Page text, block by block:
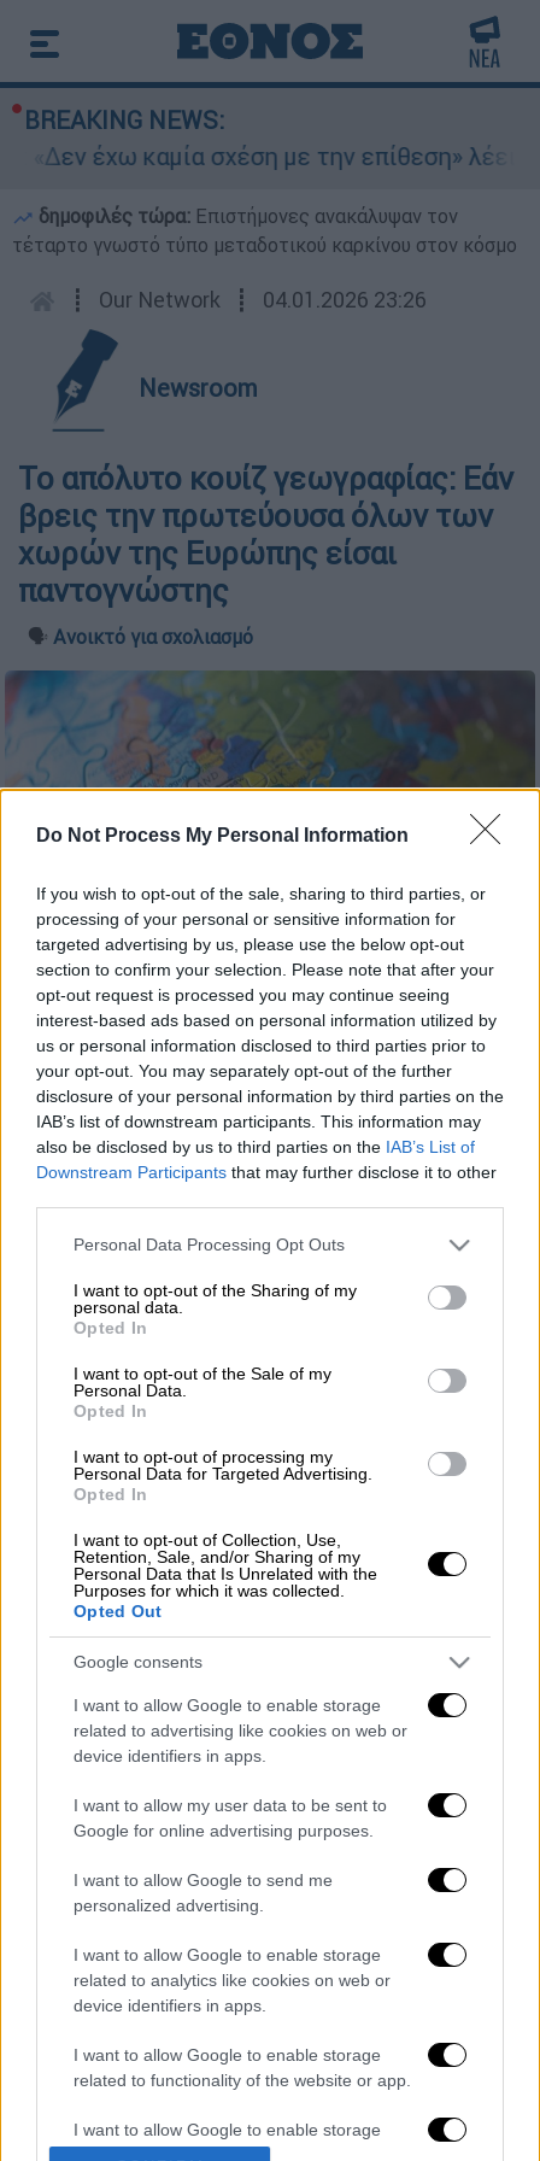
Do Not Process My Personal Information
If you wish to opt-out of the sale, sharing to third parties, or
processing of your personal or sensitive information for
targeted advertising by us, please use the below opt-out
section to confirm your selection. Please note that after your
opt-out request is processed you may continue seeing
interest-based ads based on personal information utilized by
us or personal information disclosed to third parties prior to
your opt-out. You may separately opt-out of the further
disclosure of your personal information by third parties on the
IAB’s list of downstream participants. This information may
also be disclosed by us to third parties on the IAB’s List of
Downstream Participants that may further disclose it to other
Please note that this website/app uses one or more Google
not limited to your visit or usage behaviour. You may click to
grant or deny consent to Google and its third-party tags to
use your data for below specified purposes in below Google
consent section.
Personal Data Processing Opt Outs
I want to opt-out of the Sharing of my
personal data.
Opted In
I want to opt-out of the Sale of my
Personal Data.
Opted In
I want to opt-out of processing my
Personal Data for Targeted Advertising.
Opted In
I want to opt-out of Collection, Use,
Retention, Sale, and/or Sharing of my
Personal Data that Is Unrelated with the
Purposes for which it was collected.
Opted Out
Google consents
I want to allow Google to enable storage
related to advertising like cookies on web or
device identifiers in apps.
I want to allow my user data to be sent to
Google for online advertising purposes.
I want to allow Google to send me
personalized advertising.
I want to allow Google to enable storage
related to analytics like cookies on web or
device identifiers in apps.
I want to allow Google to enable storage
related to functionality of the website or app.
I want to allow Google to enable storage
related to personalization.
BREAKING NEWS:
έχω καμία σχέση με την επίθεση» λέει η
δημοφιλές τώρα: Επιστήμονες ανακάλυψαν τον
τέταρτο γνωστό τύπο μεταδοτικού καρκίνου στον κόσμο
┋ Our Network ┋ 04.01.2026 23:26
Newsroom
Το απόλυτο κουίζ γεωγραφίας: Εάν
βρεις την πρωτεύουσα όλων των
χωρών της Ευρώπης είσαι
παντογνώστης
🗣️ Ανοικτό για σχολιασμό
Προσθέστε το ΕΘΝΟΣ στη Google
Όλοι πιστεύουμε ότι είμαστε καλοί στη
γεωγραφία κι ότι τουλάχιστον τα βασικά τα
παίζουμε στα δάχτυλα, είναι όμως έτσι; Εάν
σου ζητούσαμε να βρεις την πρωτεύουσα
μέσα σε συγκεκριμένο χρονικό διάστημα
είσαι σίγουρος ότι θα τα κατάφερνες;
Η ώρα των απαντήσεων έφτασε. Μπες και
δοκίμασε τις γνώσεις σου στο απόλυτο
κουίζ γεωγραφίας
με ένα κλικ στο
menshouse.gr
Τα σχολιά σας δημοσιεύονται άμεσα με δική σας ευθύνη. Το
ΕΘΝΟΣ θα παρεμβαίνει και τα προσβλητικά σχόλια θα
διαγράφονται
Διαβάστε ακόμη
Επιστήμονες ανακάλυψαν τον τέταρτο
γνωστό τύπο μεταδοτικού καρκίνου στον
Μουντιάλ 2026: «Θα ανατινάξω τον Μέσι με
απειλές που ερεύνησε το FBI